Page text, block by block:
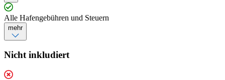
Alle Hafengebühren und Steuern
mehr
Nicht inkludiert